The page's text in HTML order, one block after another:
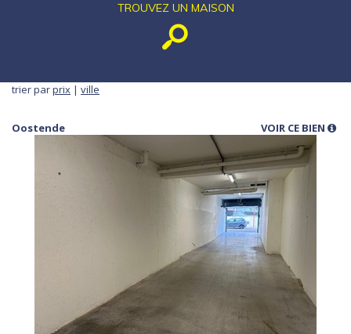
TROUVEZ UN MAISON
trier parprix | ville
Oostende VOIR CE BIEN